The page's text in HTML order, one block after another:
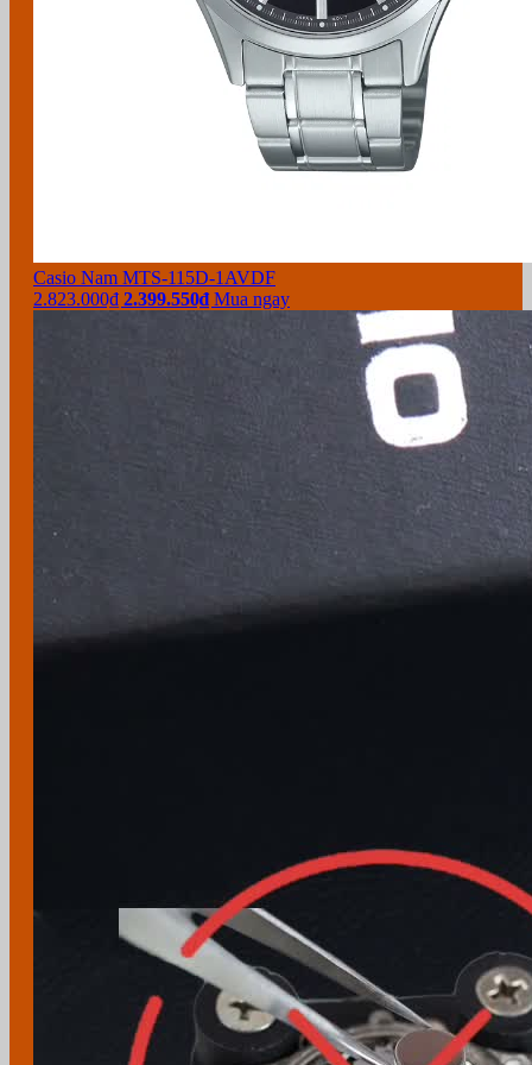
Casio Nam MTS-115D-1AVDF
2.823.000₫ 2.399.550₫Mua ngay